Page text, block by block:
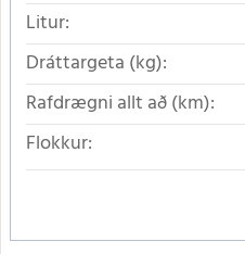
Litur:
Dráttargeta (kg):
Rafdrægni allt að (km):
Flokkur: